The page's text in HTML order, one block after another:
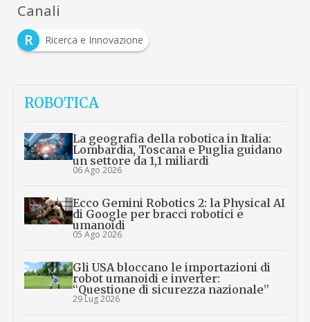
Canali
R
Ricerca e Innovazione
ROBOTICA
La geografia della robotica in Italia:
Lombardia, Toscana e Puglia guidano
un settore da 1,1 miliardi
06 Ago 2026
Ecco Gemini Robotics 2: la Physical AI
di Google per bracci robotici e
umanoidi
05 Ago 2026
Gli USA bloccano le importazioni di
robot umanoidi e inverter:
“Questione di sicurezza nazionale”
29 Lug 2026